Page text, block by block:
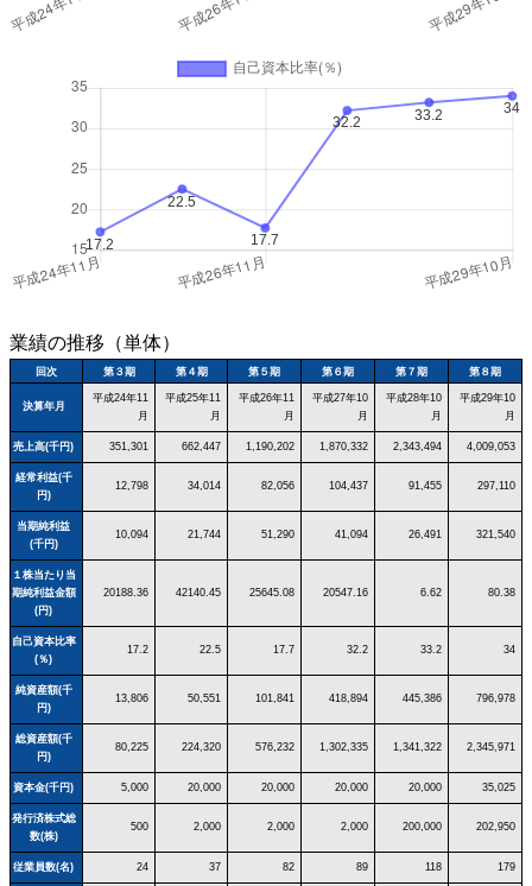
業績の推移（単体）
回次 第３期 第４期 第５期 第６期 第７期 第８期
決算年月
平成24年11
月
平成25年11
月
平成26年11
月
平成27年10
月
平成28年10
月
平成29年10
月
売上高(千円) 351,301 662,447 1,190,202 1,870,332 2,343,494 4,009,053
経常利益(千
円)
12,798 34,014 82,056 104,437 91,455 297,110
当期純利益
(千円)
10,094 21,744 51,290 41,094 26,491 321,540
１株当たり当
期純利益金額
(円)
20188.36 42140.45 25645.08 20547.16 6.62 80.38
自己資本比率
(％)
17.2 22.5 17.7 32.2 33.2 34
純資産額(千
円)
13,806 50,551 101,841 418,894 445,386 796,978
総資産額(千
円)
80,225 224,320 576,232 1,302,335 1,341,322 2,345,971
資本金(千円) 5,000 20,000 20,000 20,000 20,000 35,025
発行済株式総
数(株)
500 2,000 2,000 2,000 200,000 202,950
従業員数(名) 24 37 82 89 118 179